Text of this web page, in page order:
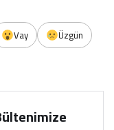
Vay
Üzgün